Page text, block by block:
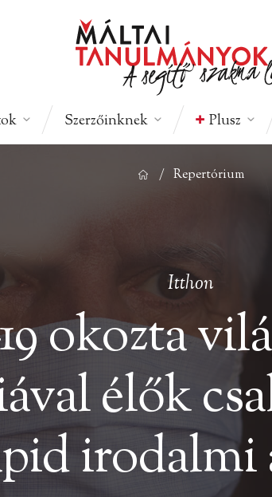
Szerzőinknek Plusz
Balogh Péter Almási Virág
/ Repertórium
Itthon
okozta
élők